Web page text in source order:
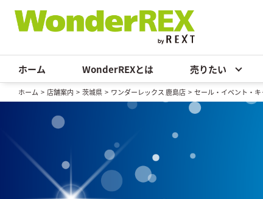
ホーム WonderREXとは 売りたい
ホーム > 店舗案内 > 茨城県 > ワンダーレックス 鹿島店 > セール・イベント・キ